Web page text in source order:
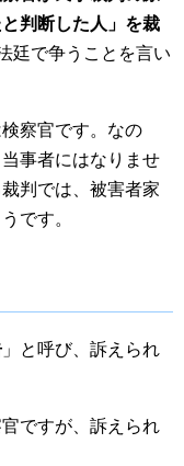
判断した人」を裁
廷で争うことを言い
察官です。なの
事者にはなりませ
判では、被害者家
です。
」と呼び、訴えられ
ですが、訴えられ